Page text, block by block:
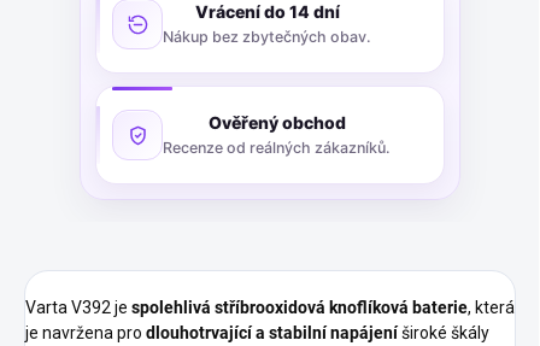
Vrácení do 14 dní
Nákup bez zbytečných obav.
Ověřený obchod
Recenze od reálných zákazníků.
Varta V392 je spolehlivá stříbrooxidová knoflíková baterie, která
je navržena pro dlouhotrvající a stabilní napájeníširoké škály